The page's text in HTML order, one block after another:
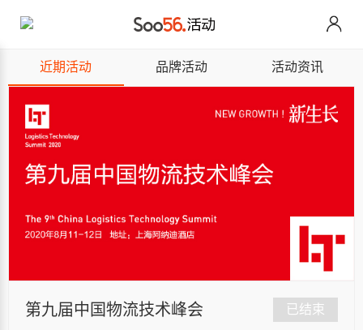
近期活动 品牌活动 活动资讯
第九届中国物流技术峰会 已结束